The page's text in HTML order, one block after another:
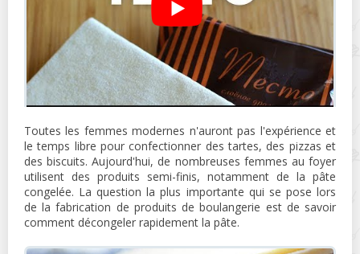
Toutes les femmes modernes n'auront pas l'expérience et
le temps libre pour confectionner des tartes, des pizzas et
des biscuits. Aujourd'hui, de nombreuses femmes au foyer
utilisent des produits semi-finis, notamment de la pâte
congelée. La question la plus importante qui se pose lors
de la fabrication de produits de boulangerie est de savoir
comment décongeler rapidement la pâte.